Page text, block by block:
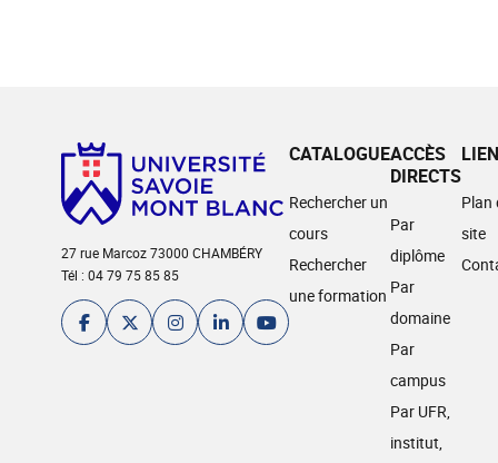
27 rue Marcoz 73000 CHAMBÉRY
Tél : 04 79 75 85 85
CATALOGUE
Rechercher un
cours
Rechercher
une formation
ACCÈS
DIRECTS
Par
diplôme
Par
domaine
Par
campus
Par UFR,
institut,
Plan
site